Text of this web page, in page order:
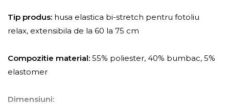
Tip produs: husa elastica bi-stretch pentru fotoliu
relax, extensibila de la 60 la 75 cm
Compozitie material: 55% poliester, 40% bumbac, 5%
elastomer
Dimensiuni: